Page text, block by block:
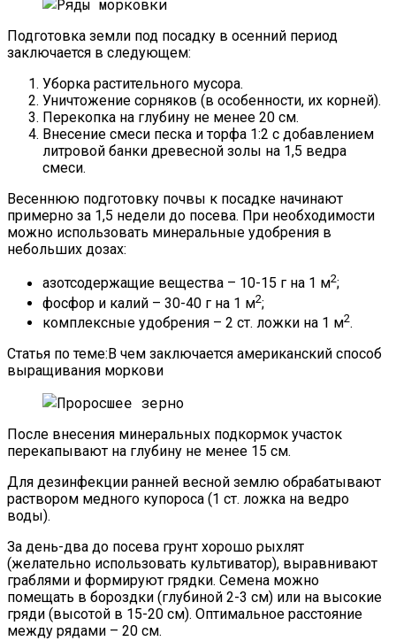
Подготовка земли под посадку в осенний период
заключается в следующем:
Уборка растительного мусора.
Уничтожение сорняков (в особенности, их корней).
Перекопка на глубину не менее 20 см.
Внесение смеси песка и торфа 1:2 с добавлением
литровой банки древесной золы на 1,5 ведра
смеси.
Весеннюю подготовку почвы к посадке начинают
примерно за 1,5 недели до посева. При необходимости
можно использовать минеральные удобрения в
небольших дозах:
азотсодержащие вещества – 10-15 г на 1 м2;
фосфор и калий – 30-40 г на 1 м2;
комплексные удобрения – 2 ст. ложки на 1 м2.
Статья по теме:В чем заключается американский способ
выращивания моркови
После внесения минеральных подкормок участок
перекапывают на глубину не менее 15 см.
Для дезинфекции ранней весной землю обрабатывают
раствором медного купороса (1 ст. ложка на ведро
воды).
За день-два до посева грунт хорошо рыхлят
(желательно использовать культиватор), выравнивают
граблями и формируют грядки. Семена можно
помещать в бороздки (глубиной 2-3 см) или на высокие
гряди (высотой в 15-20 см). Оптимальное расстояние
между рядами – 20 см.